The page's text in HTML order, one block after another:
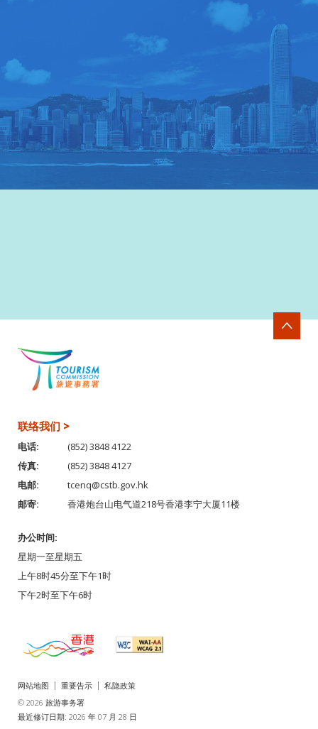
香港旅游發展局网站 >
联络我们 >
电话:
(852) 3848 4122
传真:
(852) 3848 4127
电邮:
tcenq@cstb.gov.hk
邮寄:
香港炮台山电气道218号香港李宁大厦11楼
办公时间:
星期一至星期五
上午8时45分至下午1时
下午2时至下午6时
网站地图 重要告示
私隐政策
© 2026 旅游事务署
最近修订日期: 2026 年 07 月 28 日